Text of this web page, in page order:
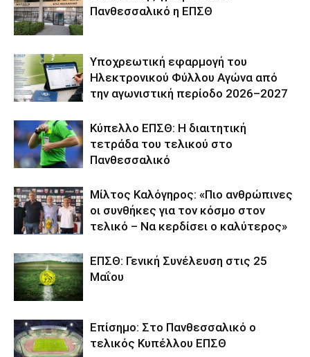
Πανθεσσαλικό η ΕΠΣΘ
Υποχρεωτική εφαρμογή του
Ηλεκτρονικού Φύλλου Αγώνα από
την αγωνιστική περίοδο 2026–2027
Κύπελλο ΕΠΣΘ: Η διαιτητική
τετράδα του τελικού στο
Πανθεσσαλικό
Μίλτος Καλόγηρος: «Πιο ανθρώπινες
οι συνθήκες για τον κόσμο στον
τελικό – Να κερδίσει ο καλύτερος»
ΕΠΣΘ: Γενική Συνέλευση στις 25
Μαΐου
Επίσημο: Στο Πανθεσσαλικό ο
τελικός Κυπέλλου ΕΠΣΘ